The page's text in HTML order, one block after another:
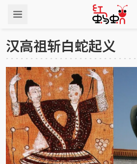
汉高祖斩白蛇起义